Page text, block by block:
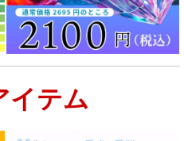
イテム